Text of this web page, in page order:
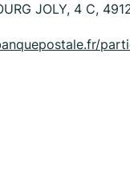
JOLY, 4 C,